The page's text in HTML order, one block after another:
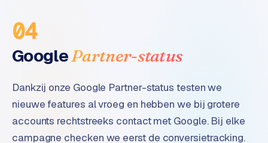
04
GooglePartner-status
Dankzij onze Google Partner-status testen we
nieuwe features al vroeg en hebben we bij grotere
accounts rechtstreeks contact met Google. Bij elke
campagne checken we eerst de conversietracking.